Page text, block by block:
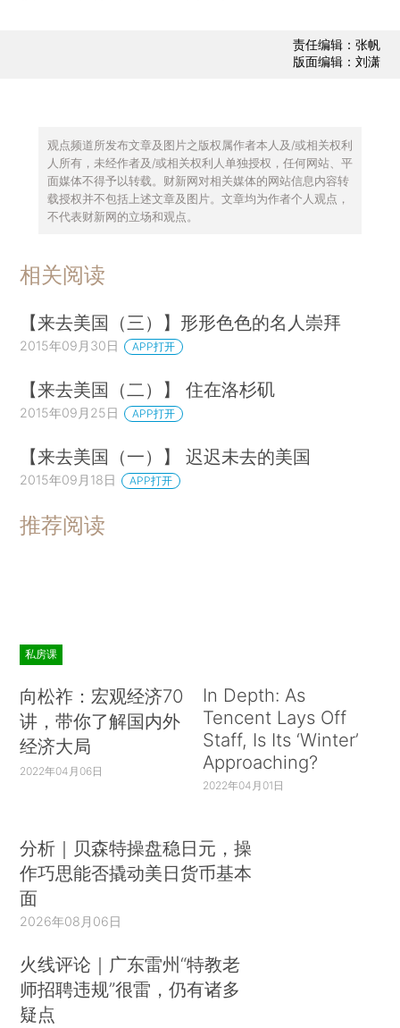
责任编辑：张帆
版面编辑：刘潇
观点频道所发布文章及图片之版权属作者本人及/或相关权利
人所有，未经作者及/或相关权利人单独授权，任何网站、平
面媒体不得予以转载。财新网对相关媒体的网站信息内容转
载授权并不包括上述文章及图片。文章均为作者个人观点，
不代表财新网的立场和观点。
相关阅读
【来去美国（三）】形形色色的名人崇拜
2015年09月30日 APP打开
【来去美国（二）】 住在洛杉矶
2015年09月25日 APP打开
【来去美国（一）】 迟迟未去的美国
2015年09月18日 APP打开
推荐阅读
私房课
向松祚：宏观经济70
讲，带你了解国内外
经济大局
2022年04月06日
In Depth: As
Tencent Lays Off
Staff, Is Its ‘Winter’
Approaching?
2022年04月01日
分析｜贝森特操盘稳日元，操
作巧思能否撬动美日货币基本
面
2026年08月06日
火线评论｜广东雷州“特教老
师招聘违规”很雷，仍有诸多
疑点